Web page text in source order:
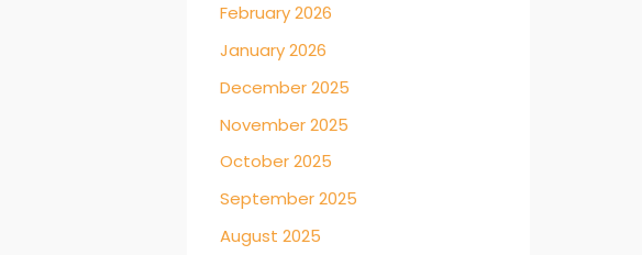
February 2026
January 2026
December 2025
November 2025
October 2025
September 2025
August 2025